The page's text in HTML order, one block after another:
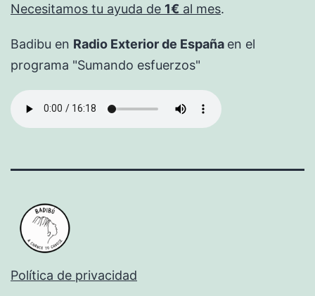
Necesitamos tu ayuda de 1€ al mes.
Badibu en Radio Exterior de España en el
programa "Sumando esfuerzos"
Política de privacidad